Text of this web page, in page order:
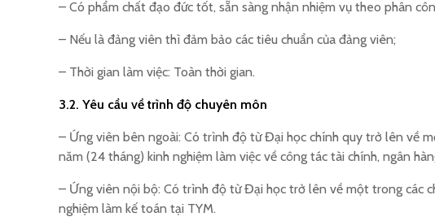
– Có phẩm chất đạo đức tốt, sẵn sàng nhận nhiệm vụ theo phân
– Nếu là đảng viên thì đảm bảo các tiêu chuẩn của đảng viên;
– Thời gian làm việc: Toàn thời gian.
3.2. Yêu cầu về trình độ chuyên môn
– Ứng viên bên ngoài: Có trình độ từ Đại học chính quy trở lên về
năm (24 tháng) kinh nghiệm làm việc về công tác tài chính, ngân
– Ứng viên nội bộ: Có trình độ từ Đại học trở lên về một trong các
nghiệm làm kế toán tại TYM.